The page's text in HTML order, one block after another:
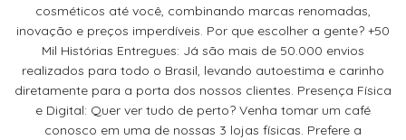
cosméticos até você, combinando marcas renomadas,
inovação e preços imperdíveis. Por que escolher a gente? +50
Mil Histórias Entregues: Já são mais de 50.000 envios
realizados para todo o Brasil, levando autoestima e carinho
diretamente para a porta dos nossos clientes. Presença Física
e Digital: Quer ver tudo de perto? Venha tomar um café
conosco em uma de nossas 3 lojas físicas. Prefere a